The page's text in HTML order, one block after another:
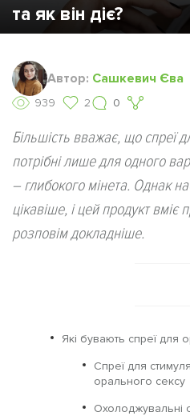
та як він діє?
Автор: Сашкевич Єва
939 2 0
Більшість вважає, що спреї
потрібні лише для одного
– глибокого мінета. Однак
цікавіше, і цей продукт
розповім докладніше.
Які бувають спреї для
Спреї для
орального сексу
Охолоджувальні